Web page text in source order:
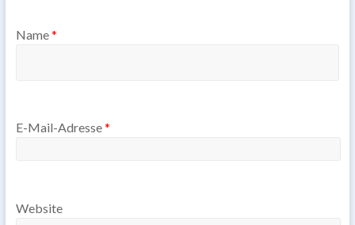
Name*
E-Mail-Adresse*
Website